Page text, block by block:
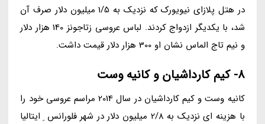
در هتل پلازای نیویورک که نزدیک به 1/5 میلیون دلار صرف آن
شد، با یکدیگر ازدواج کردند. لباس عروسی زتاجونز 140 هزار دلار
و نیم تاج الماس نشان او 300 هزار دلار قیمت داشت.
8- کیم کارداشیان و کانیه وست
کانیه وست و کیم کارداشیان در سال 2014 مراسم عروسی خود را
با هزینه ای نزدیک به 2/8 میلیون دلار در شهر فلورانس ِ ایتالیا